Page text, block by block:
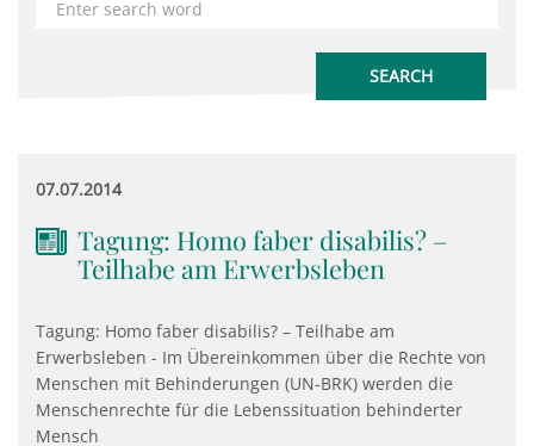
07.07.2014
Tagung: Homo faber disabilis? –
Teilhabe am Erwerbsleben
Tagung: Homo faber disabilis? – Teilhabe am
Erwerbsleben - Im Übereinkommen über die Rechte von
Menschen mit Behinderungen (UN-BRK) werden die
Menschenrechte für die Lebenssituation behinderter
Mensch